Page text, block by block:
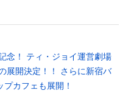
念！ ティ・ジョイ運営劇場
展開決定！！ さらに新宿バ
カフェも展開！